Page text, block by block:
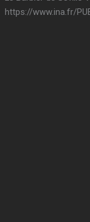
https://www.ina.fr/